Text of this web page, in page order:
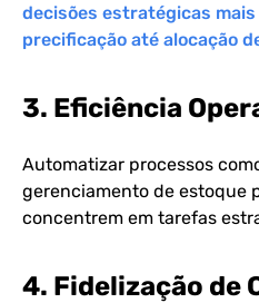
decisões estratégicas
precificação até alocação
3. Eficiência
Automatizar processos
gerenciamento de estoque
concentrem em tarefas
4. Fidelização de